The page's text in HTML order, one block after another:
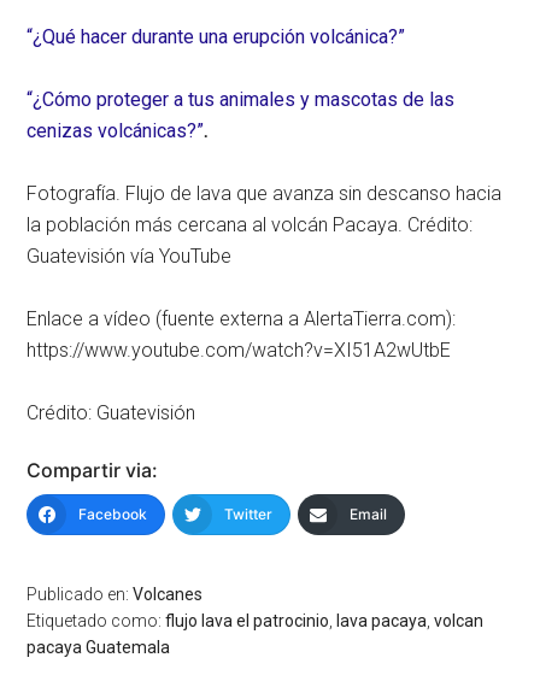
“¿Qué hacer durante una erupción volcánica?”
“¿Cómo proteger a tus animales y mascotas de las
cenizas volcánicas?”.
Fotografía. Flujo de lava que avanza sin descanso hacia
la población más cercana al volcán Pacaya. Crédito:
Guatevisión vía YouTube
Enlace a vídeo (fuente externa a AlertaTierra.com):
https://www.youtube.com/watch?v=XI51A2wUtbE
Crédito: Guatevisión
Compartir via:
Facebook Twitter Email
Publicado en:Volcanes
Etiquetado como:flujo lava el patrocinio lava pacaya ,volcan
pacaya Guatemala